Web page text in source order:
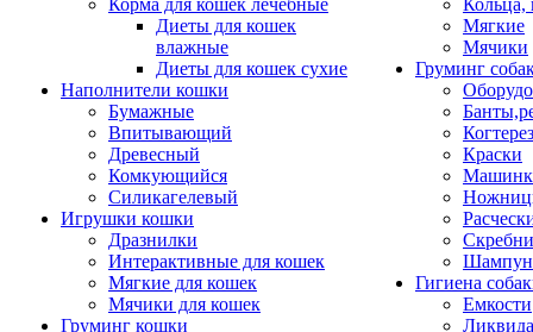
Корма для кошек лечебные
Диеты для кошек
влажные
Диеты для кошек сухие
Наполнители кошки
Бумажные
Впитывающий
Древесный
Комкующийся
Силикагелевый
Игрушки кошки
Дразнилки
Интерактивные для кошек
Мягкие для кошек
Мячики для кошек
Груминг кошки
Кольца,
Мягкие
Мячики
Груминг
Краски
Гигиена
Емкости